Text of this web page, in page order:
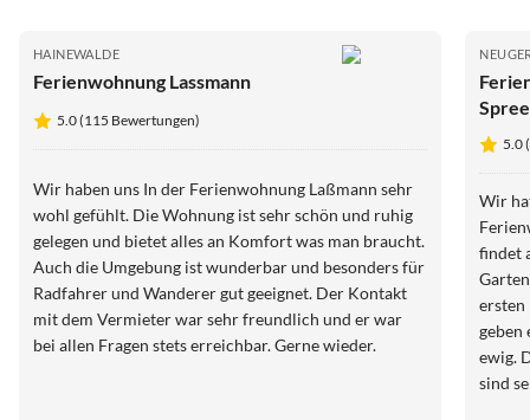
HAINEWALDE
Ferienwohnung Lassmann
5.0 (115 Bewertungen)
Wir haben uns In der Ferienwohnung Laßmann sehr
wohl gefühlt. Die Wohnung ist sehr schön und ruhig
gelegen und bietet alles an Komfort was man braucht.
Auch die Umgebung ist wunderbar und besonders für
Radfahrer und Wanderer gut geeignet. Der Kontakt
mit dem Vermieter war sehr freundlich und er war
bei allen Fragen stets erreichbar. Gerne wieder.
5.0
Wir
findet
ersten
geben
ewig.
sind